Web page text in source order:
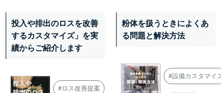
投入や排出のロスを改善
するカスタマイズ」を実
績からご紹介します
#ロス改善提案
粉体を扱うときによくあ
る問題と解決方法
#設備カスタマイ